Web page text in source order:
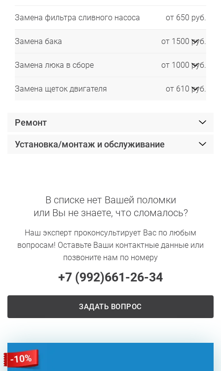
Замена фильтра сливного насоса от 650 руб.
Замена бака от 1500 руб.
Замена люка в сборе от 1000 руб.
Замена щеток двигателя от 610 руб.
Ремонт
Установка/монтаж и обслуживание
В списке нет Вашей поломки
или Вы не знаете, что сломалось?
Наш эксперт проконсультирует Вас по любым
вопросам! Оставьте Ваши контактные данные или
позвоните нам по номеру
+7 (992)661-26-34
ЗАДАТЬ ВОПРОС